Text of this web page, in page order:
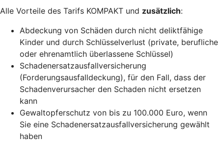
Alle Vorteile des Tarifs KOMPAKT und zusätzlich:
Abdeckung von Schäden durch nicht deliktfähige
Kinder und durch Schlüsselverlust (private, berufliche
oder ehrenamtlich überlassene Schlüssel)
Schadenersatzausfallversicherung
(Forderungsausfalldeckung), für den Fall, dass der
Schadenverursacher den Schaden nicht ersetzen
kann
Gewaltopferschutz von bis zu 100.000 Euro, wenn
Sie eine Schadenersatzausfallversicherung gewählt
haben